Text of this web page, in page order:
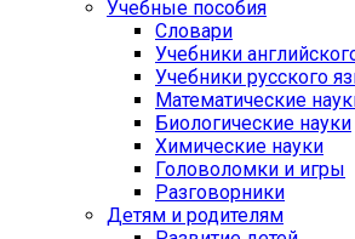
Учебные пособия
Словари
Учебники
Учебники русского
Математические
Биологические науки
Химические науки
Головоломки и игры
Разговорники
Детям и родителям